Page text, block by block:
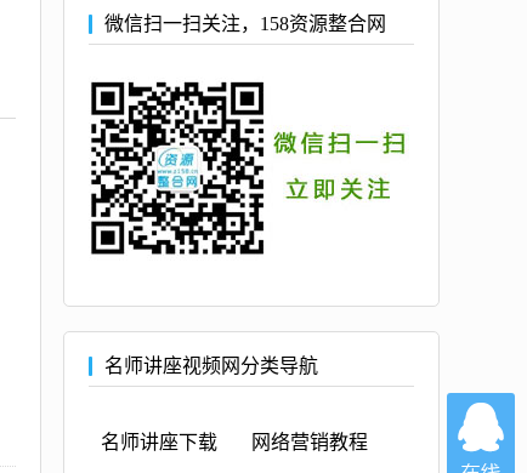
微信扫一扫关注，158资源整合网
名师讲座视频网分类导航
名师讲座下载 网络营销教程